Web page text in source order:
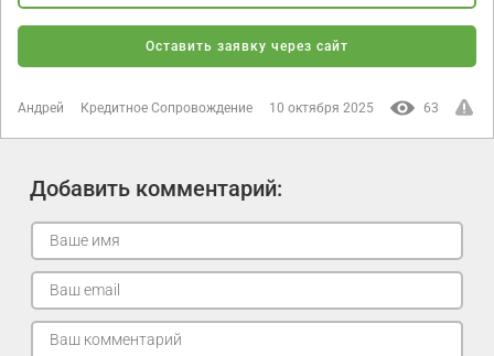
Оставить заявку через сайт
Андрей Кредитное Сопровождение 10 октября 2025 63
Добавить комментарий: